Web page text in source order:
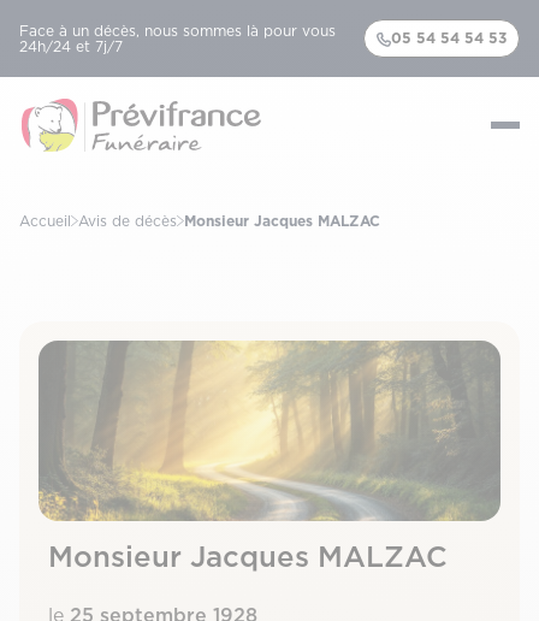
Face à un décès, nous sommes là pour vous
24h/24 et 7j/7
05 54 54 54 53
Accueil Avis de décès Monsieur Jacques MALZAC
Monsieur Jacques MALZAC
le 25 septembre 1928